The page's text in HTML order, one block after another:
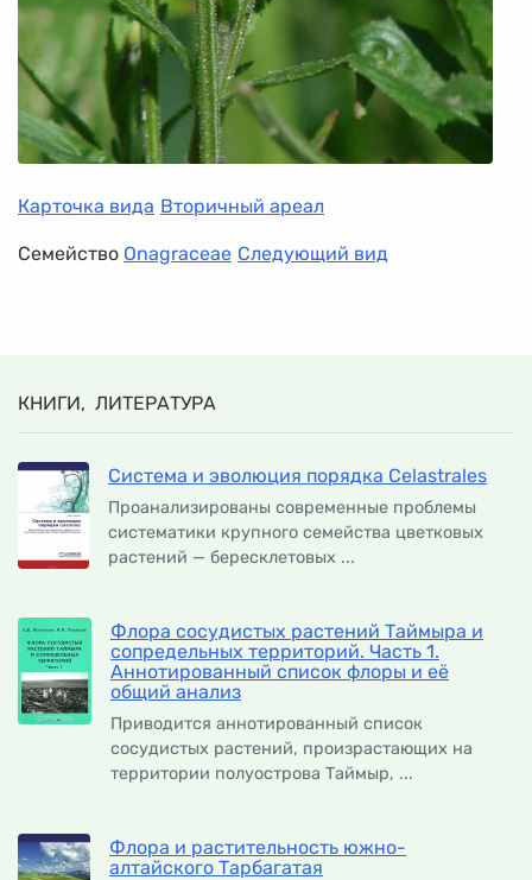
Карточка вида Вторичный ареал
Семейство Onagraceae Следующий вид
КНИГИ, ЛИТЕРАТУРА
Система и эволюция порядка Celastrales
Проанализированы современные проблемы
систематики крупного семейства цветковых
растений — бересклетовых ...
Флора сосудистых растений Таймыра и
сопредельных территорий. Часть 1.
Аннотированный список флоры и её
общий анализ
Приводится аннотированный список
сосудистых растений, произрастающих на
территории полуострова Таймыр, ...
Флора и растительность южно-
алтайского Тарбагатая